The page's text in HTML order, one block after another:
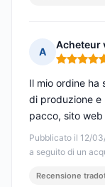
A
Acheteur
Nota: 5 su
Pubblicato il 12/
a seguito di un
Il mio ordine ha
di produzione e
pacco, sito
Recensione